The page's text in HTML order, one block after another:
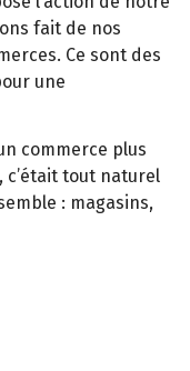
fait de nos
Ce sont des
une
commerce plus
c’était tout naturel
: magasins,